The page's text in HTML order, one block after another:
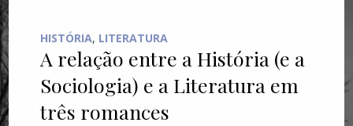
HISTÓRIA, LITERATURA
A relação entre a História (e a
Sociologia) e a Literatura em
três romances